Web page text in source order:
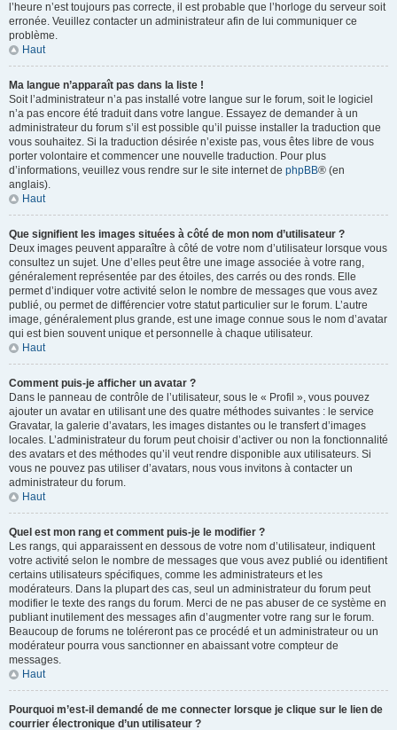
l’heure n’est toujours pas correcte, il est probable que l’horloge du serveur soit
erronée. Veuillez contacter un administrateur afin de lui communiquer ce
problème.
Haut
Ma langue n’apparaît pas dans la liste !
Soit l’administrateur n’a pas installé votre langue sur le forum, soit le logiciel
n’a pas encore été traduit dans votre langue. Essayez de demander à un
administrateur du forum s’il est possible qu’il puisse installer la traduction que
vous souhaitez. Si la traduction désirée n’existe pas, vous êtes libre de vous
porter volontaire et commencer une nouvelle traduction. Pour plus
d’informations, veuillez vous rendre sur le site internet de phpBB® (en
anglais).
Haut
Que signifient les images situées à côté de mon nom d’utilisateur ?
Deux images peuvent apparaître à côté de votre nom d’utilisateur lorsque vous
consultez un sujet. Une d’elles peut être une image associée à votre rang,
généralement représentée par des étoiles, des carrés ou des ronds. Elle
permet d’indiquer votre activité selon le nombre de messages que vous avez
publié, ou permet de différencier votre statut particulier sur le forum. L’autre
image, généralement plus grande, est une image connue sous le nom d’avatar
qui est bien souvent unique et personnelle à chaque utilisateur.
Haut
Comment puis-je afficher un avatar ?
Dans le panneau de contrôle de l’utilisateur, sous le « Profil », vous pouvez
ajouter un avatar en utilisant une des quatre méthodes suivantes : le service
Gravatar, la galerie d’avatars, les images distantes ou le transfert d’images
locales. L’administrateur du forum peut choisir d’activer ou non la fonctionnalité
des avatars et des méthodes qu’il veut rendre disponible aux utilisateurs. Si
vous ne pouvez pas utiliser d’avatars, nous vous invitons à contacter un
administrateur du forum.
Haut
Quel est mon rang et comment puis-je le modifier ?
Les rangs, qui apparaissent en dessous de votre nom d’utilisateur, indiquent
votre activité selon le nombre de messages que vous avez publié ou identifient
certains utilisateurs spécifiques, comme les administrateurs et les
modérateurs. Dans la plupart des cas, seul un administrateur du forum peut
modifier le texte des rangs du forum. Merci de ne pas abuser de ce système en
publiant inutilement des messages afin d’augmenter votre rang sur le forum.
Beaucoup de forums ne toléreront pas ce procédé et un administrateur ou un
modérateur pourra vous sanctionner en abaissant votre compteur de
messages.
Haut
Pourquoi m’est-il demandé de me connecter lorsque je clique sur le lien de
courrier électronique d’un utilisateur ?